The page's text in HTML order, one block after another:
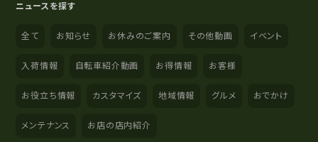
ニュースを探す
全て お知らせ お休みのご案内 その他動画 イベント
入荷情報 自転車紹介動画 お得情報 お客様
お役立ち情報 カスタマイズ 地域情報 グルメ おでかけ
メンテナンス お店の店内紹介